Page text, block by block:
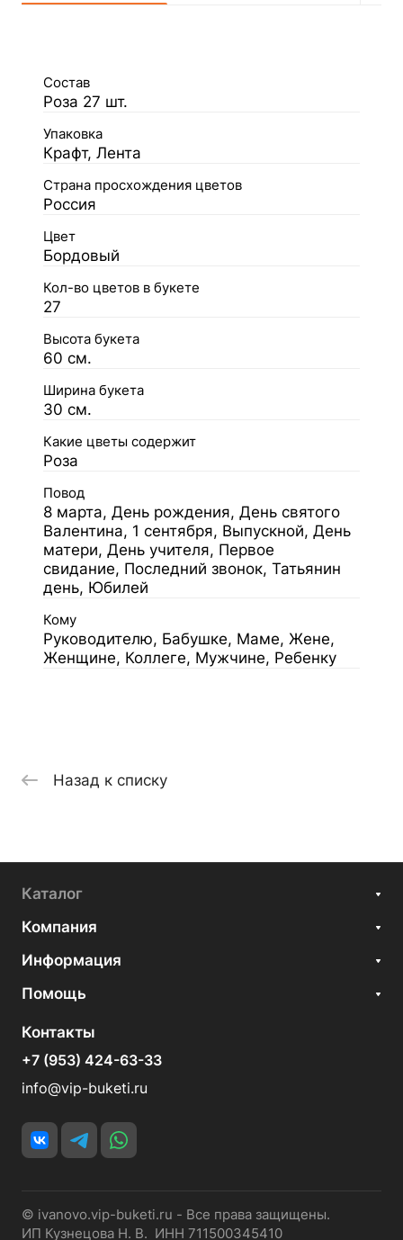
Состав
Роза 27 шт.
Упаковка
Крафт, Лента
Страна просхождения цветов
Россия
Цвет
Бордовый
Кол-во цветов в букете
27
Высота букета
60 см.
Ширина букета
30 см.
Какие цветы содержит
Роза
Повод
8 марта, День рождения, День святого
Валентина, 1 сентября, Выпускной, День
матери, День учителя, Первое
свидание, Последний звонок, Татьянин
день, Юбилей
Кому
Руководителю, Бабушке, Маме, Жене,
Женщине, Коллеге, Мужчине, Ребенку
Назад к списку
Каталог
Компания
Информация
Помощь
Контакты
+7 (953) 424-63-33
info@vip-buketi.ru
© ivanovo.vip-buketi.ru - Все права защищены.
ИП Кузнецова Н. В. ИНН 711500345410